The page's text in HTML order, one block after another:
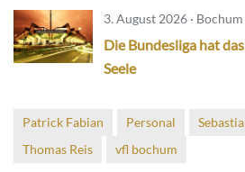
3. August 2026 · Bochum
Die Bundesliga hat
Seele
Patrick Fabian Personal
Thomas Reis
vfl bochum